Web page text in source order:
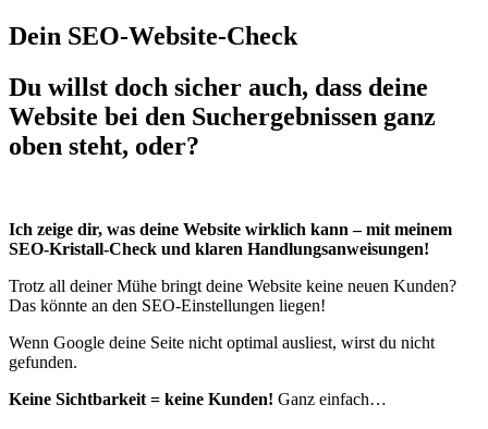
Dein SEO-Website-Check
Du willst doch sicher auch, dass deine
Website bei den Suchergebnissen ganz
oben steht, oder?
Ich zeige dir, was deine Website wirklich kann – mit meinem
SEO-Kristall-Check und klaren Handlungsanweisungen!
Trotz all deiner Mühe bringt deine Website keine neuen Kunden?
Das könnte an den SEO-Einstellungen liegen!
Wenn Google deine Seite nicht optimal ausliest, wirst du nicht
gefunden.
Keine Sichtbarkeit = keine Kunden! Ganz einfach…